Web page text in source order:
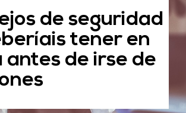
de seguridad
tener en
antes de irse de